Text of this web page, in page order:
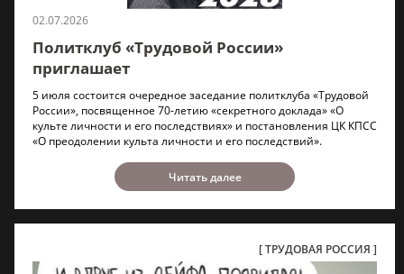
02.07.2026
Политклуб «Трудовой России»
приглашает
5 июля состоится очередное заседание политклуба «Трудовой
России», посвященное 70-летию «секретного доклада» «О
культе личности и его последствиях» и постановления ЦК КПСС
«О преодолении культа личности и его последствий».
Читать далее
ТРУДОВАЯ РОССИЯ